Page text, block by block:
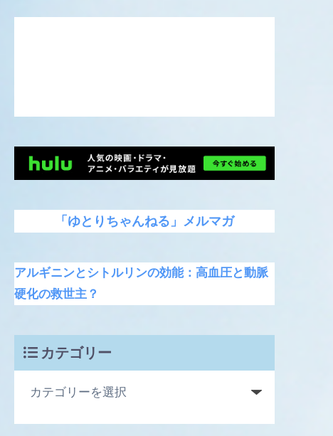
「ゆとりちゃんねる」メルマガ
アルギニンとシトルリンの効能：高血圧と動脈
硬化の救世主？
カテゴリー